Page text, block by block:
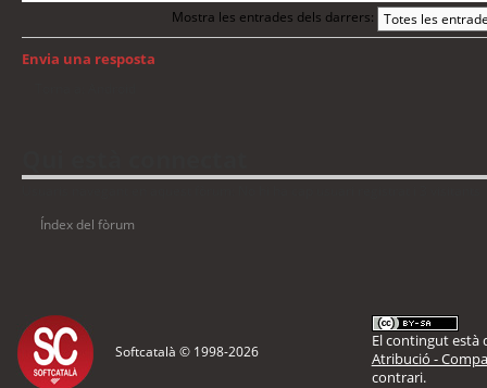
Mostra les entrades dels darrers:
Envia una resposta
Índex del fòrum
Softcatalà © 1998-2026
El contingut està
Atribució -
contrari.